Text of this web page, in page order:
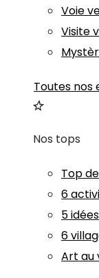
Voie
Visite
Toutes nos
Nos tops
Top
6
5
6
Art au